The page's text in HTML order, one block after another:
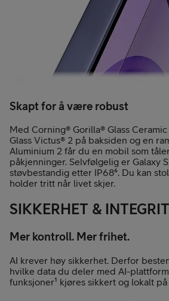
Skapt for å være robust
Med Corning® Gorilla® Glass
Glass Victus® 2 på baksiden og en
Aluminium 2 får du en mobil som
påkjenninger. Selvfølgelig er Galaxy
støvbestandig etter IP68⁶. Du kan
holder tritt når livet skjer.
SIKKERHET &
Mer kontroll. Mer frihet.
AI krever høy sikkerhet. Derfor
hvilke data du deler med AI-
funksjoner¹ kjøres sikkert og lokalt